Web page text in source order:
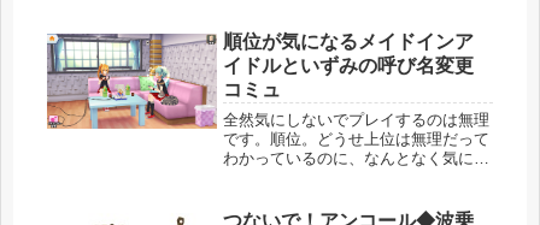
順位が気になるメイドインア
イドルといずみの呼び名変更
コミュ
全然気にしないでプレイするのは無理
です。順位。どうせ上位は無理だって
わかっているのに、なんとなく気にな
ういえばまだ１回もガチャっていませ